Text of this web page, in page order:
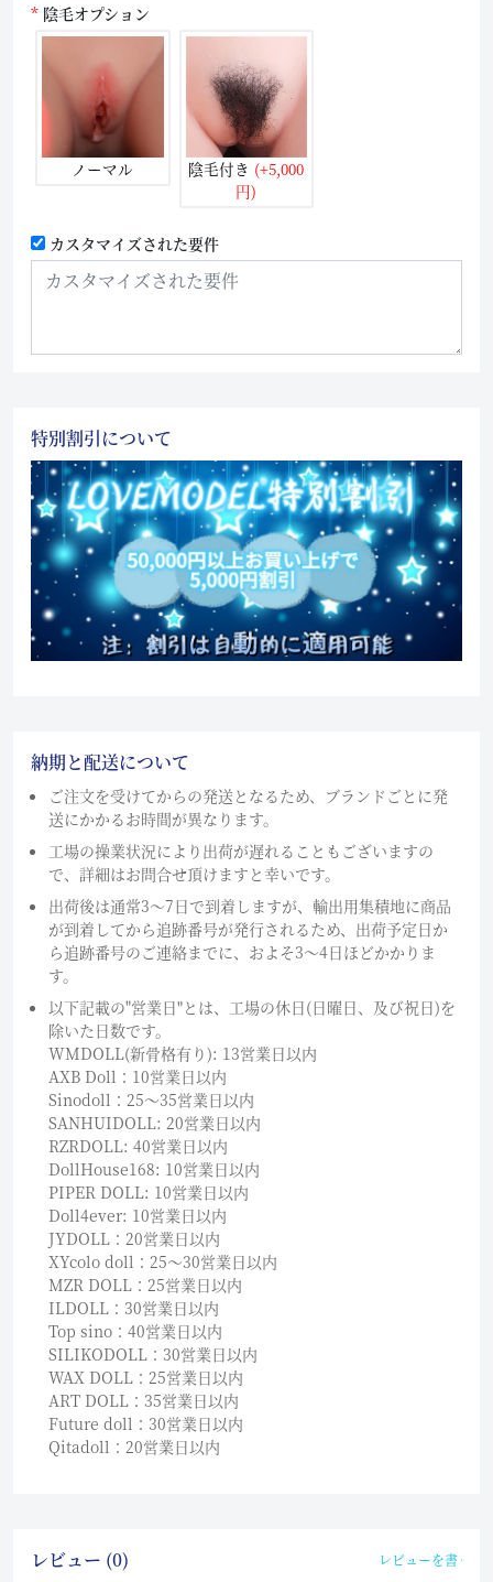
陰毛オプション
ノーマル 陰毛付き (+5,000
円)
カスタマイズされた要件
特別割引について
納期と配送について
ご注文を受けてからの発送となるため、ブランドごとに発
送にかかるお時間が異なります。
工場の操業状況により出荷が遅れることもございますの
で、詳細はお問合せ頂けますと幸いです。
出荷後は通常3～7日で到着しますが、輸出用集積地に商品
が到着してから追跡番号が発行されるため、出荷予定日か
ら追跡番号のご連絡までに、およそ3〜4日ほどかかりま
す。
以下記載の"営業日"とは、工場の休日(日曜日、及び祝日)を
除いた日数です。
WMDOLL(新骨格有り): 13営業日以内
AXB Doll：10営業日以内
Sinodoll：25〜35営業日以内
SANHUIDOLL: 20営業日以内
RZRDOLL: 40営業日以内
DollHouse168: 10営業日以内
PIPER DOLL: 10営業日以内
Doll4ever: 10営業日以内
JYDOLL：20営業日以内
XYcolo doll：25〜30営業日以内
MZR DOLL：25営業日以内
ILDOLL：30営業日以内
Top sino：40営業日以内
SILIKODOLL：30営業日以内
WAX DOLL：25営業日以内
ART DOLL：35営業日以内
Future doll：30営業日以内
Qitadoll：20営業日以内
レビュー (0) レビューを書く